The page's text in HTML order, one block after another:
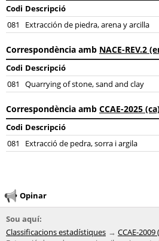
Codi Descripció
081
Extracción de piedra, arena y arcilla
Correspondència amb NACE-REV.2
Codi Descripció
081
Quarrying of stone, sand and clay
Correspondència amb CCAE-2025
Codi Descripció
081
Extracció de pedra, sorra i argila
Opinar
Sou aquí:
Classificacions estadístiques
CCAE-2009